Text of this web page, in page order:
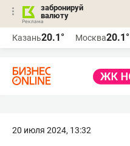
забронируй
валюту
Казань20.1° Москва20.1°
20 июля 2024, 13:32